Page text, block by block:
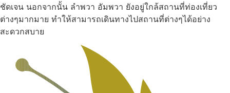
ชัดเจน นอกจากนั้น ลำพวา อัมพวา ยังอยู่ใกล้สถานที่ท่องเที่ยว
ต่างๆมากมาย ทำให้สามารถเดินทางไปสถานที่ต่างๆได้อย่าง
สะดวกสบาย